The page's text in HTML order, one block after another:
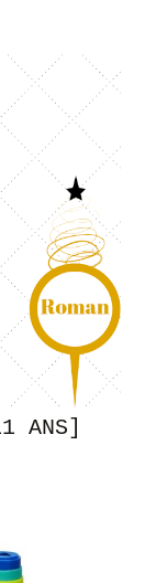
ANS]